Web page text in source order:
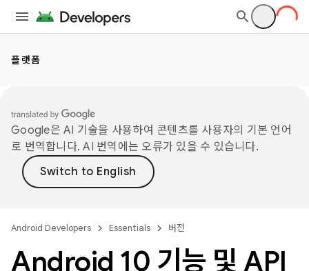
플랫폼
Google은 AI 기술을 사용하여 콘텐츠를 사용자의 기본 언어
로 번역합니다. AI 번역에는 오류가 있을 수 있습니다.
Android Developers Essentials 버전
Android 10 기능 및 API